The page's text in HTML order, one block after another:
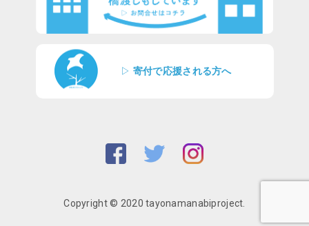
▷ 寄付で応援される方へ
Copyright © 2020 tayonamanabiproject.